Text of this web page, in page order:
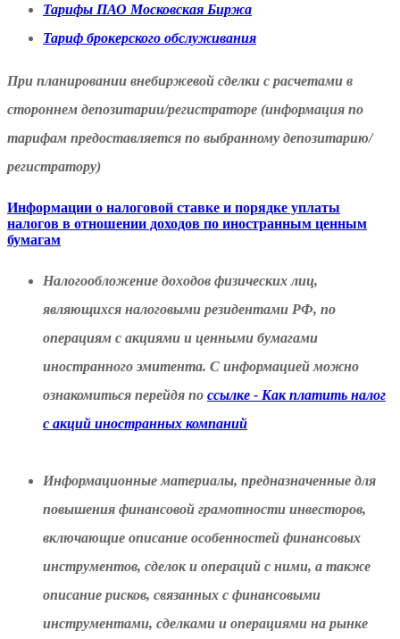
Тарифы ПАО Московская Биржа
Тариф брокерского обслуживания
При планировании внебиржевой сделки с расчетами в
стороннем депозитарии/регистраторе (информация по
тарифам предоставляется по выбранному депозитарию/
регистратору)
Информации о налоговой ставке и порядке уплаты
налогов в отношении доходов по иностранным ценным
бумагам
Налогообложение доходов физических лиц,
являющихся налоговыми резидентами РФ, по
операциям с акциями и ценными бумагами
иностранного эмитента. С информацией можно
ознакомиться перейдя по ссылке - Как платить налог
с акций иностранных компаний
Информационные материалы, предназначенные для
повышения финансовой грамотности инвесторов,
включающие описание особенностей финансовых
инструментов, сделок и операций с ними, а также
описание рисков, связанных с финансовыми
инструментами, сделками и операциями на рынке